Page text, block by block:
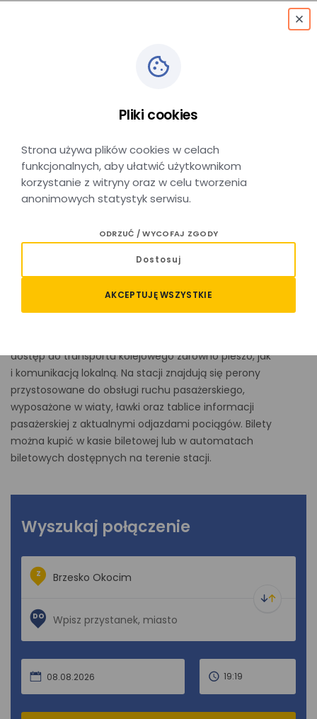
Brzesko Okocim
Stacja kolejowa Brzesko Okocim
Położona jest w miejscowości Brzesko w województwie
z Tarnowem i Rzeszowem. Stanowi główny punkt obsługi
dostęp do transportu kolejowego zarówno pieszo, jak
i komunikacją lokalną. Na stacji znajdują się perony
przystosowane do obsługi ruchu pasażerskiego,
wyposażone w wiaty, ławki oraz tablice informacji
pasażerskiej z aktualnymi odjazdami pociągów. Bilety
można kupić w kasie biletowej lub w automatach
biletowych dostępnych na terenie stacji.
Wyszukaj połączenie
Z
DO
08.08.2026 19:19
Pliki cookies
Strona używa plików cookies w celach
funkcjonalnych, aby ułatwić użytkownikom
korzystanie z witryny oraz w celu tworzenia
anonimowych statystyk serwisu.
ODRZUĆ / WYCOFAJ ZGODY
Dostosuj
AKCEPTUJĘ WSZYSTKIE